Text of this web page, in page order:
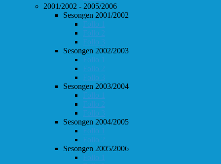
2001/2002 - 2005/2006
Sesongen 2001/2002
Follo 1
Follo 2
Follo 3
Sesongen 2002/2003
Follo 1
Follo 2
Follo 3
Sesongen 2003/2004
Follo 1
Follo 2
Follo 3
Sesongen 2004/2005
Follo 1
Follo 2
Sesongen 2005/2006
Follo 1